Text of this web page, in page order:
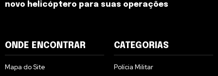
novo helicóptero para suas operações
ONDE ENCONTRAR
Mapa do Site
CATEGORIAS
Polícia Militar